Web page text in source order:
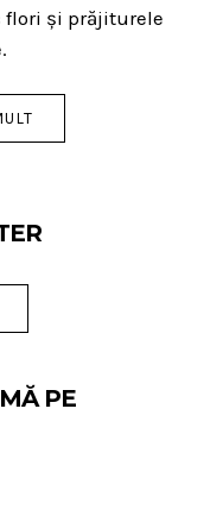
flori și prăjiturele
PE